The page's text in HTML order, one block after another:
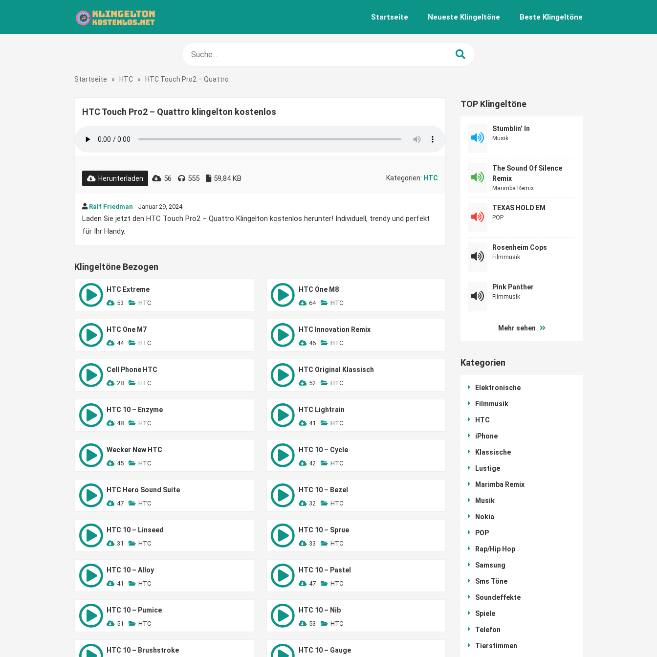
Startseite Neueste Klingeltöne Beste Klingeltöne
Startseite » HTC » HTC Touch Pro2 – Quattro
HTC Touch Pro2 – Quattro klingelton kostenlos
Herunterladen 56 555 59,84 KB Kategorien: HTC
Ralf Friedman - Januar 29, 2024
Laden Sie jetzt den HTC Touch Pro2 – Quattro Klingelton kostenlos herunter! Individuell, trendy und perfekt
für Ihr Handy.
Klingeltöne Bezogen
HTC Extreme
53 HTC
HTC One M8
64 HTC
HTC One M7
44 HTC
HTC Innovation Remix
46 HTC
Cell Phone HTC
28 HTC
HTC Original Klassisch
52 HTC
HTC 10 – Enzyme
48 HTC
HTC Lightrain
41 HTC
Wecker New HTC
45 HTC
HTC 10 – Cycle
42 HTC
HTC Hero Sound Suite
47 HTC
HTC 10 – Bezel
32 HTC
HTC 10 – Linseed
31 HTC
HTC 10 – Sprue
33 HTC
HTC 10 – Alloy
41 HTC
HTC 10 – Pastel
47 HTC
HTC 10 – Pumice
51 HTC
HTC 10 – Nib
53 HTC
HTC 10 – Brushstroke HTC 10 – Gauge
TOP Klingeltöne
Stumblin’ In
Musik
The Sound Of Silence
Remix
Marimba Remix
TEXAS HOLD EM
POP
Rosenheim Cops
Filmmusik
Pink Panther
Filmmusik
Mehr sehen
Kategorien
Elektronische
Filmmusik
HTC
iPhone
Klassische
Lustige
Marimba Remix
Musik
Nokia
POP
Rap/Hip Hop
Samsung
Sms Töne
Soundeffekte
Spiele
Telefon
Tierstimmen